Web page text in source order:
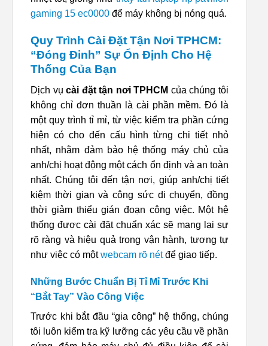
gaming 15 ec0000 để máy không bị nóng quá.
Quy Trình Cài Đặt Tận Nơi TPHCM:
“Đóng Đinh” Sự Ổn Định Cho Hệ
Thống Của Bạn
Dịch vụcài đặt tận nơi TPHCM của chúng tôi
không chỉ đơn thuần là cài phần mềm. Đó là
một quy trình tỉ mỉ, từ việc kiểm tra phần cứng
hiện có cho đến cấu hình từng chi tiết nhỏ
nhất, nhằm đảm bảo hệ thống máy chủ của
anh/chị hoạt động một cách ổn định và an toàn
nhất. Chúng tôi đến tận nơi, giúp anh/chị tiết
kiệm thời gian và công sức di chuyển, đồng
thời giảm thiểu gián đoạn công việc. Một hệ
thống được cài đặt chuẩn xác sẽ mang lại sự
rõ ràng và hiệu quả trong vận hành, tương tự
như việc có mộtwebcam rõ nétđể giao tiếp.
Những Bước Chuẩn Bị Tỉ Mỉ Trước Khi
“Bắt Tay” Vào Công Việc
Trước khi bắt đầu “gia công” hệ thống, chúng
tôi luôn kiểm tra kỹ lưỡng các yêu cầu về phần